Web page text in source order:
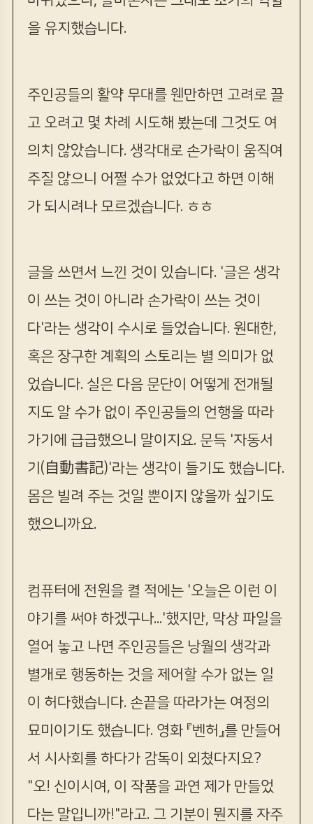
을 유지했습니다.
주인공들의 활약 무대를 웬만하면 고려로 끌
고 오려고 몇 차례 시도해 봤는데 그것도 여
의치 않았습니다. 생각대로 손가락이 움직여
주질 않으니 어쩔 수가 없었다고 하면 이해
가 되시려나 모르겠습니다. ㅎㅎ
글을 쓰면서 느낀 것이 있습니다. '글은 생각
이 쓰는 것이 아니라 손가락이 쓰는 것이
다'라는 생각이 수시로 들었습니다. 원대한,
혹은 장구한 계획의 스토리는 별 의미가 없
었습니다. 실은 다음 문단이 어떻게 전개될
지도 알 수가 없이 주인공들의 언행을 따라
가기에 급급했으니 말이지요. 문득 '자동서
기(自動書記)'라는 생각이 들기도 했습니다.
몸은 빌려 주는 것일 뿐이지 않을까 싶기도
했으니까요.
컴퓨터에 전원을 켤 적에는 '오늘은 이런 이
야기를 써야 하겠구나...'했지만, 막상 파일을
열어 놓고 나면 주인공들은 낭월의 생각과
별개로 행동하는 것을 제어할 수가 없는 일
이 허다했습니다. 손끝을 따라가는 여정의
묘미이기도 했습니다. 영화 『벤허』를 만들어
서 시사회를 하다가 감독이 외쳤다지요?
"오! 신이시여, 이 작품을 과연 제가 만들었
다는 말입니까!"라고. 그 기분이 뭔지를 자주